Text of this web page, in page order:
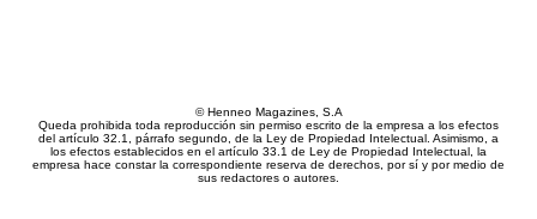
© Henneo Magazines, S.A
Queda prohibida toda reproducción sin permiso escrito de la empresa a los efectos
del artículo 32.1, párrafo segundo, de la Ley de Propiedad Intelectual. Asimismo, a
los efectos establecidos en el artículo 33.1 de Ley de Propiedad Intelectual, la
empresa hace constar la correspondiente reserva de derechos, por sí y por medio de
sus redactores o autores.